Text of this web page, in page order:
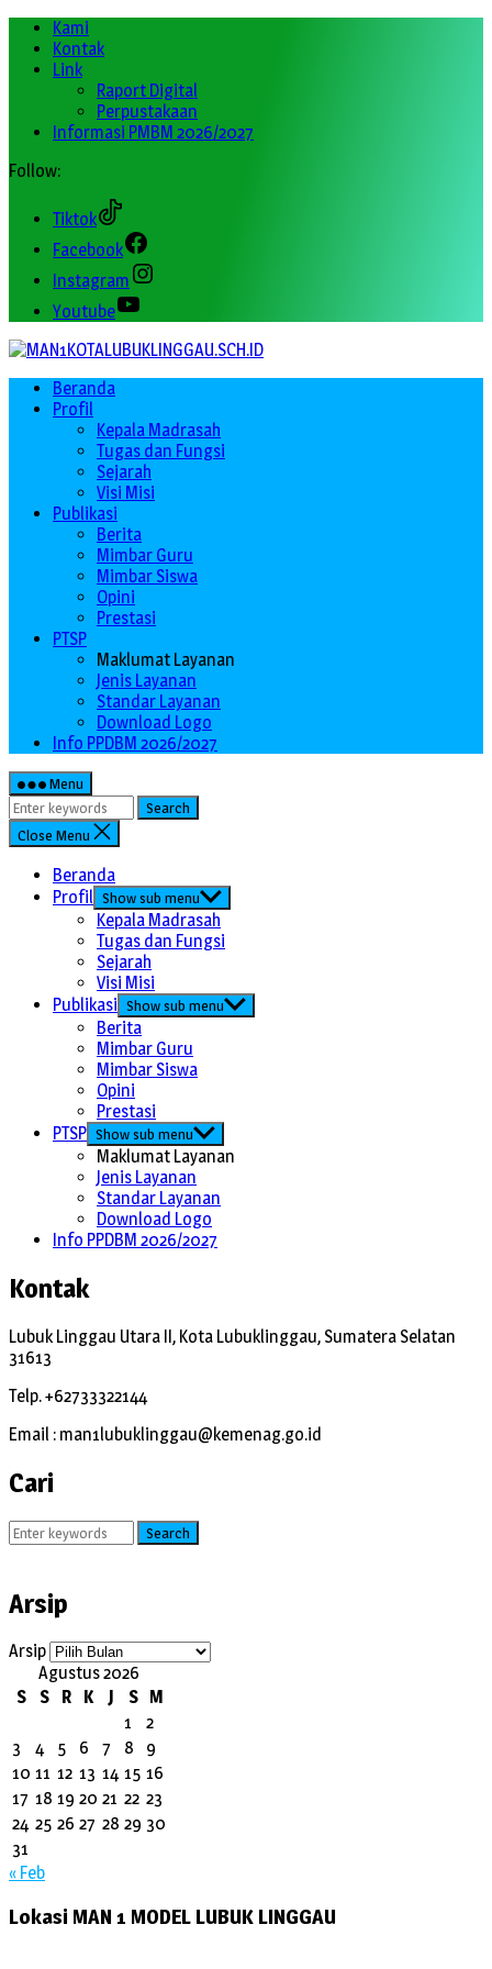
Kami
Kontak
Link
Raport Digital
Perpustakaan
Informasi PMBM 2026/2027
Follow:
Tiktok
Facebook
Instagram
Youtube
Beranda
Profil
Kepala Madrasah
Tugas dan Fungsi
Sejarah
Visi Misi
Publikasi
Berita
Mimbar Guru
Mimbar Siswa
Opini
Prestasi
PTSP
Maklumat Layanan
Jenis Layanan
Standar Layanan
Download Logo
Info PPDBM 2026/2027
Menu
Search
Close Menu
Beranda
Profil Show sub menu
Kepala Madrasah
Tugas dan Fungsi
Sejarah
Visi Misi
Publikasi Show sub menu
Berita
Mimbar Guru
Mimbar Siswa
Opini
Prestasi
PTSP Show sub menu
Maklumat Layanan
Jenis Layanan
Standar Layanan
Download Logo
Info PPDBM 2026/2027
Kontak
Lubuk Linggau Utara II, Kota Lubuklinggau, Sumatera Selatan
31613
Telp. +62733322144
Email : man1lubuklinggau@kemenag.go.id
Cari
Search
Arsip
Arsip
Agustus 2026
S
S R K J S
M
1
2
3
4 5 6 7 8
9
10 11 12 13 14 15 16
17 18 19 20 21 22 23
24 25 26 27 28 29 30
31
« Feb
Lokasi MAN 1 MODEL LUBUK LINGGAU